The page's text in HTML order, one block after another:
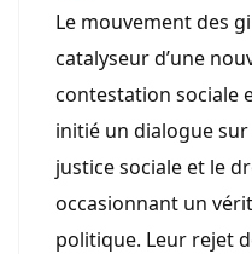
Le mouvement des
catalyseur d’une
contestation sociale
initié un dialogue sur
justice sociale et le
occasionnant un
politique. Leur rejet